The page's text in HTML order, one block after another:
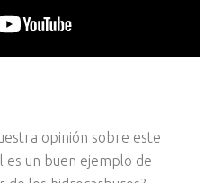
opinión sobre este
es un buen ejemplo de